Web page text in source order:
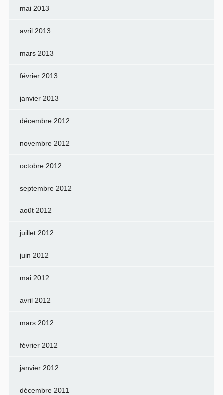
mai 2013
avril 2013
mars 2013
février 2013
janvier 2013
décembre 2012
novembre 2012
octobre 2012
septembre 2012
août 2012
juillet 2012
juin 2012
mai 2012
avril 2012
mars 2012
février 2012
janvier 2012
décembre 2011